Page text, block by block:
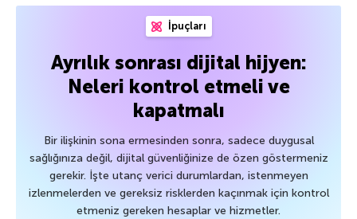
İpuçları
Ayrılık sonrası dijital hijyen:
Neleri kontrol etmeli ve
kapatmalı
Bir ilişkinin sona ermesinden sonra, sadece duygusal
sağlığınıza değil, dijital güvenliğinize de özen göstermeniz
gerekir. İşte utanç verici durumlardan, istenmeyen
izlenmelerden ve gereksiz risklerden kaçınmak için kontrol
etmeniz gereken hesaplar ve hizmetler.